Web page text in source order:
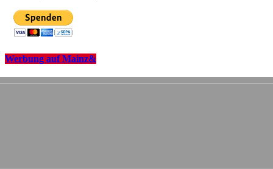
Werbung auf Mainz&